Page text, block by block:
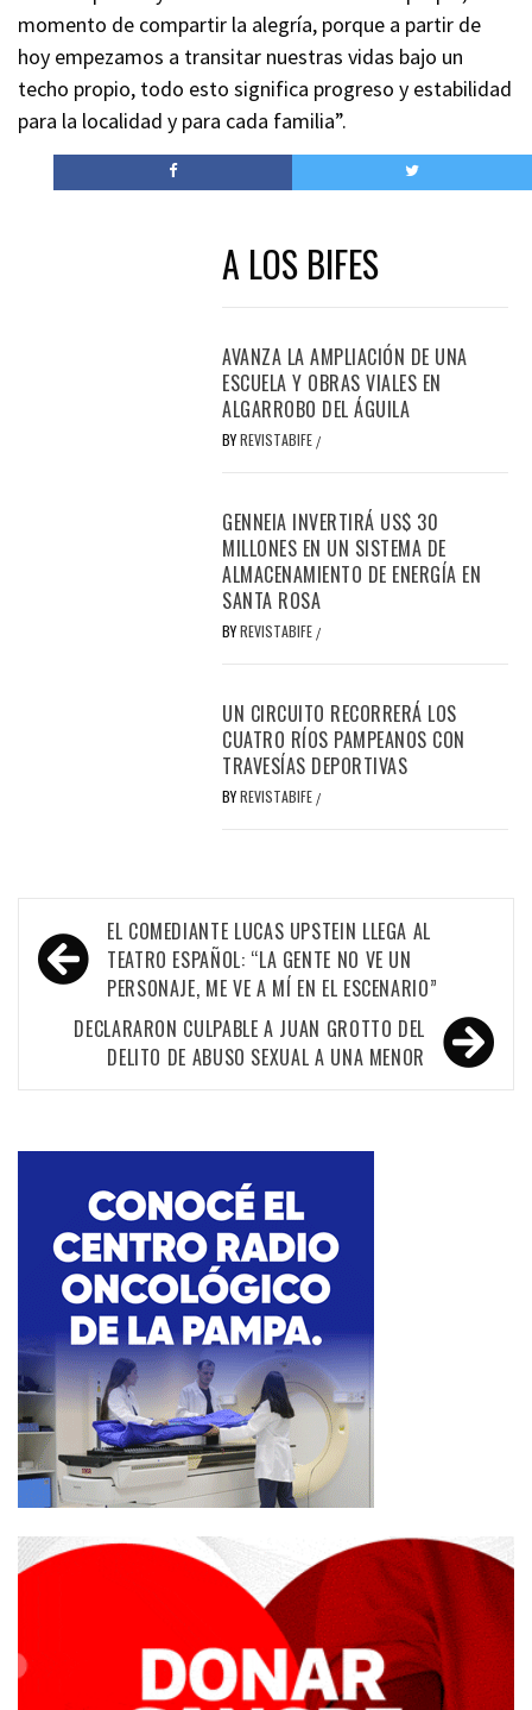
momento de compartir la alegría, porque a partir de
hoy empezamos a transitar nuestras vidas bajo un
techo propio, todo esto significa progreso y estabilidad
para la localidad y para cada familia”.
A LOS BIFES
AVANZA LA AMPLIACIÓN DE UNA
ESCUELA Y OBRAS VIALES EN
ALGARROBO DEL ÁGUILA
BYREVISTABIFE /
GENNEIA INVERTIRÁ US$ 30
MILLONES EN UN SISTEMA DE
ALMACENAMIENTO DE ENERGÍA EN
SANTA ROSA
BYREVISTABIFE /
UN CIRCUITO RECORRERÁ LOS
CUATRO RÍOS PAMPEANOS CON
TRAVESÍAS DEPORTIVAS
BYREVISTABIFE /
Navegación
de
entradas
EL COMEDIANTE LUCAS UPSTEIN LLEGA AL
TEATRO ESPAÑOL: “LA GENTE NO VE UN
PERSONAJE, ME VE A MÍ EN EL ESCENARIO”
DECLARARON CULPABLE A JUAN GROTTO DEL
DELITO DE ABUSO SEXUAL A UNA MENOR